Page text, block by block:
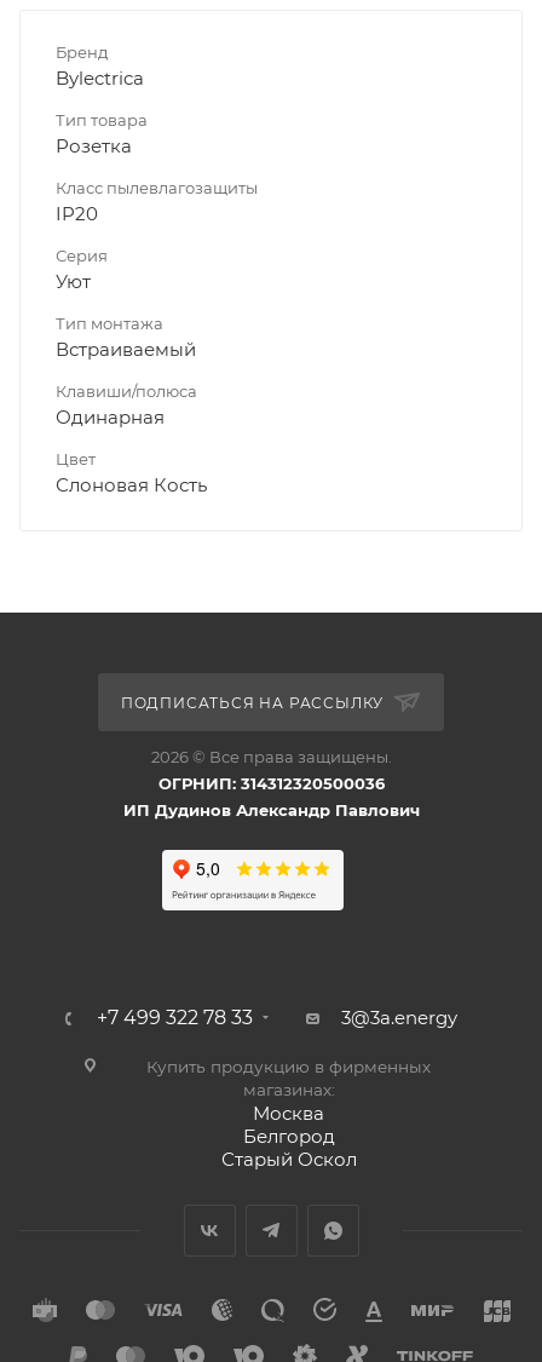
Бренд
Bylectrica
Тип товара
Розетка
Класс пылевлагозащиты
IP20
Серия
Уют
Тип монтажа
Встраиваемый
Клавиши/полюса
Одинарная
Цвет
Слоновая Кость
ПОДПИСАТЬСЯ НА РАССЫЛКУ
2026 © Все права защищены.
ОГРНИП: 314312320500036
ИП Дудинов Александр Павлович
+7 499 322 78 33 3@3a.energy
Купить продукцию в фирменных
магазинах:
Москва
Белгород
Старый Оскол